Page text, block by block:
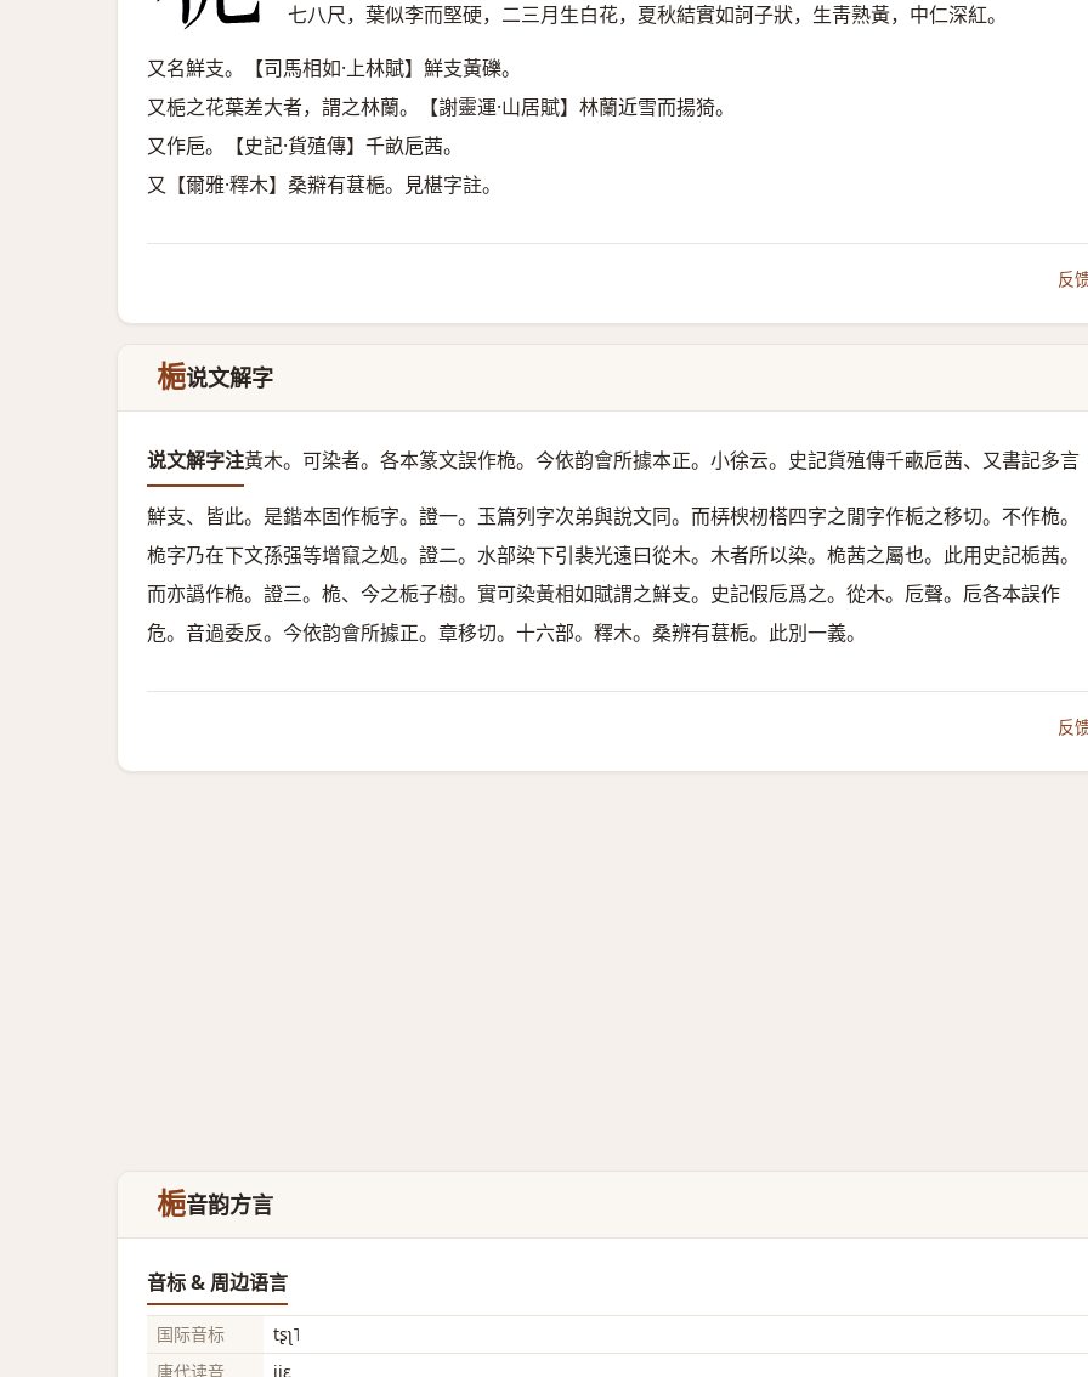
七八尺，葉似李而堅硬，二三月生白花，夏秋結實如訶子狀，生靑熟黃，中仁深紅。
又名鮮支。【司馬相如·上林賦】鮮支黃礫。
又梔之花葉差大者，謂之林蘭。【謝靈運·山居賦】林蘭近雪而揚猗。
又作巵。【史記·貨殖傳】千畝巵茜。
又【爾雅·釋木】桑㸤有葚梔。見椹字註。
反
梔说文解字
说文解字注黃木。可染者。 各本篆文誤作桅。今依韵會所據本正。小徐云。史記貨殖傳千畞卮茜、又書記多言
鮮支、皆此。是鍇本固作栀字。證一。玉篇列字次弟與說文同。而梇楰杒榙四字之閒字作栀之移切。不作桅。
桅字乃在下文孫强等增竄之処。證二。水部染下引裴光遠曰從木。木者所以染。桅茜之屬也。此用史記栀茜。
而亦譌作桅。證三。桅、今之栀子樹。實可染黃相如賦謂之鮮支。史記假卮爲之。 從木。卮聲。 卮各本誤作
危。音過委反。今依韵會所據正。章移切。十六部。釋木。桑辨有葚栀。此別一義。
反
梔音韵方言
音标 & 周边语言
国际音标
tʂʅ˥
唐代读音
jiɛ